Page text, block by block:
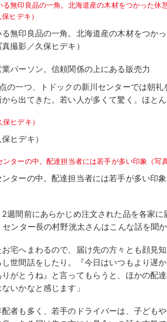
無印良品の一角。北海道産の木材をつか
撮影／久保ヒデキ）
パーソン。信頼関係の上にある販売力
の一つ、トドックの新川センターでは朝礼
ら出てきた。若い人が多くて驚く。ほとん
ヒデキ）
ンターの中。配達担当者には若手が多い印
2週間前にあらかじめ注文された品を各家
ンター長の村野洸太さんはこんな話を聞か
お宅へまわるので、届け先の方々とも顔見
世間話をしたり。『今日はいつもより遅
がとうね』と言ってもらうと、ほかの配
いかなと感じます」
者も多く、若手のドライバーは、子ども